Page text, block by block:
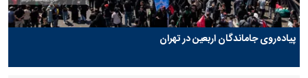
پیاده‌روی جاماندگان اربعین در تهران